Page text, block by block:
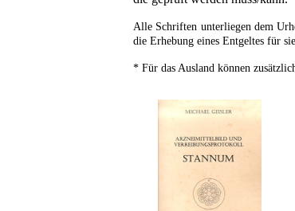
Alle Schriften unterliegen dem
die Erhebung eines Entgeltes für
* Für das Ausland können